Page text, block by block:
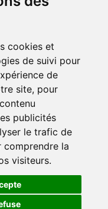
cookies et
de suivi pour
de
site, pour
publicités
le trafic de
la
visiteurs.
ACCEPTÉS
🍪